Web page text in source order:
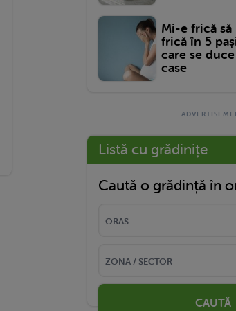
Mi-e frică să
frică în 5
care se
case
Listă cu grădinițe
Caută o grădință în
CAUTĂ